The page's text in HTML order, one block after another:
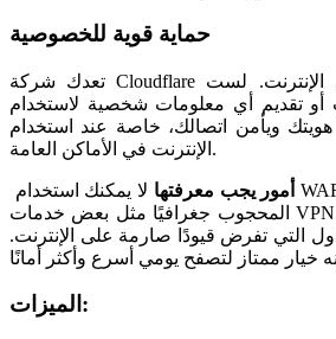
حماية قوية للخصوصية
تعدك شركة Cloudflare بعدم تتبع نشاطك على الإنترنت. لست
أو تقديم أي معلومات شخصية لاستخدام
هويتك ويأمن اتصالك، خاصة عند استخدام
الإنترنت في الأماكن العامة.
أمور يجب معرفتها لا يمكنك استخدام WARP للوصول إلى المحتوى
المحجوب جغرافيًا مثل بعض خدمات VPN. أيضًا، قد تواجه مشاكل
التي تفرض قيودًا صارمة على الإنترنت.
الميزات: